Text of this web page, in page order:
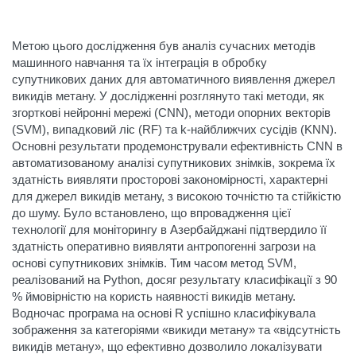
Метою цього дослідження був аналіз сучасних методів
машинного навчання та їх інтеграція в обробку
супутникових даних для автоматичного виявлення джерел
викидів метану. У дослідженні розглянуто такі методи, як
згорткові нейронні мережі (CNN), методи опорних векторів
(SVM), випадковий ліс (RF) та k-найближчих сусідів (KNN).
Основні результати продемонстрували ефективність CNN в
автоматизованому аналізі супутникових знімків, зокрема їх
здатність виявляти просторові закономірності, характерні
для джерел викидів метану, з високою точністю та стійкістю
до шуму. Було встановлено, що впровадження цієї
технології для моніторингу в Азербайджані підтвердило її
здатність оперативно виявляти антропогенні загрози на
основі супутникових знімків. Тим часом метод SVM,
реалізований на Python, досяг результату класифікації з 90
% ймовірністю на користь наявності викидів метану.
Водночас програма на основі R успішно класифікувала
зображення за категоріями «викиди метану» та «відсутність
викидів метану», що ефективно дозволило локалізувати